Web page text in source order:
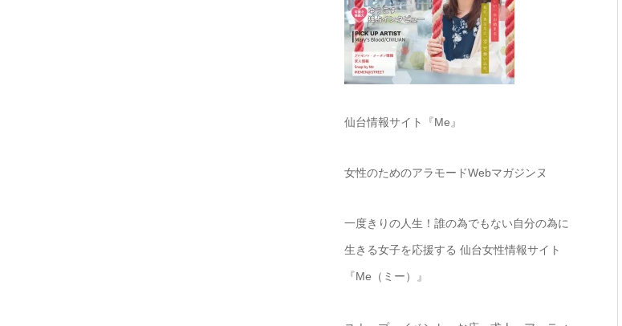
仙台情報サイト『Me』
女性のためのアラモードWebマガジンヌ
一度きりの人生！誰の為でもない自分の為に
生きる女子を応援する 仙台女性情報サイト
『Me（ミー）』